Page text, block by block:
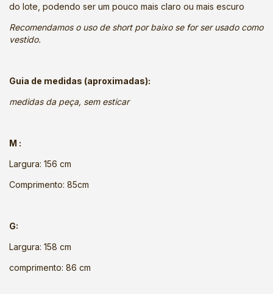
do lote, podendo ser um pouco mais claro ou mais escuro
Recomendamos o uso de short por baixo se for ser usado como
vestido.
Guia de medidas (aproximadas):
medidas da peça, sem esticar
M :
Largura: 156 cm
Comprimento: 85cm
G:
Largura: 158 cm
comprimento: 86 cm